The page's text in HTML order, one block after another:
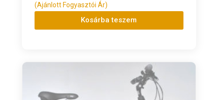
(Ajánlott Fogyasztói Ár)
Kosárba teszem